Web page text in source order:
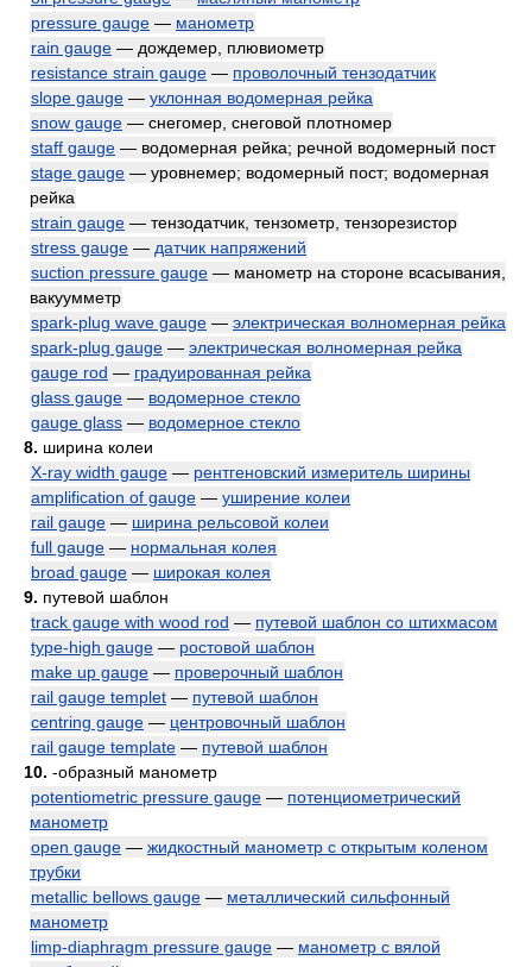
pressure gauge — манометр
rain gauge — дождемер, плювиометр
resistance strain gauge — проволочный тензодатчик
slope gauge — уклонная водомерная рейка
snow gauge — снегомер, снеговой плотномер
staff gauge — водомерная рейка; речной водомерный пост
stage gauge — уровнемер; водомерный пост; водомерная
рейка
strain gauge — тензодатчик, тензометр, тензорезистор
stress gauge — датчик напряжений
suction pressure gauge — манометр на стороне всасывания,
вакуумметр
spark-plug wave gauge — электрическая волномерная рейка
spark-plug gauge — электрическая волномерная рейка
gauge rod — градуированная рейка
glass gauge — водомерное стекло
gauge glass — водомерное стекло
8. ширина колеи
X-ray width gauge — рентгеновский измеритель ширины
amplification of gauge — уширение колеи
rail gauge — ширина рельсовой колеи
full gauge — нормальная колея
broad gauge — широкая колея
9. путевой шаблон
track gauge with wood rod — путевой шаблон со штихмасом
type-high gauge — ростовой шаблон
make up gauge — проверочный шаблон
rail gauge templet — путевой шаблон
centring gauge — центровочный шаблон
rail gauge template — путевой шаблон
10. -образный манометр
potentiometric pressure gauge — потенциометрический
манометр
open gauge — жидкостный манометр с открытым коленом
трубки
metallic bellows gauge — металлический сильфонный
манометр
limp-diaphragm pressure gauge — манометр с вялой